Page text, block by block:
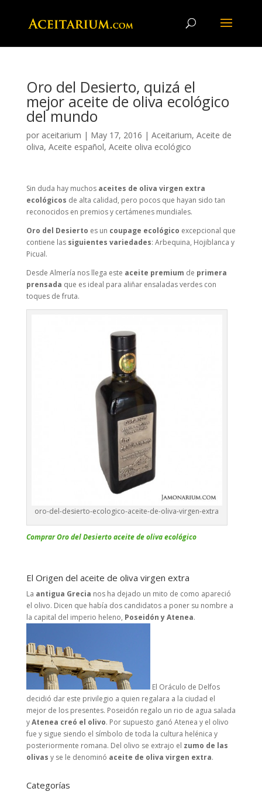
Oro del Desierto, quizá el
mejor aceite de oliva ecológico
del mundo
por aceitarium | May 17, 2016 | Aceitarium, Aceite de
oliva, Aceite español, Aceite oliva ecológico
Sin duda hay muchos aceites de oliva virgen extra
ecológicos de alta calidad, pero pocos que hayan sido tan
reconocidos en premios y certámenes mundiales.
Oro del Desierto es un coupage ecológico excepcional que
contiene las siguientes variedades: Arbequina, Hojiblanca y
Picual.
Desde Almería nos llega este aceite premium de primera
prensada que es ideal para aliñar ensaladas verdes con
toques de fruta.
oro-del-desierto-ecologico-aceite-de-oliva-virgen-extra
Comprar Oro del Desierto aceite de oliva ecológico
El Origen del aceite de oliva virgen extra
La antigua Grecia nos ha dejado un mito de como apareció
el olivo. Dicen que había dos candidatos a poner su nombre a
la capital del imperio heleno, Poseidón y Atenea.
El Oráculo de Delfos
decidió dar este privilegio a quien regalara a la ciudad el
mejor de los presentes. Poseidón regalo un rio de agua salada
yAtenea creó el olivo. Por supuesto ganó Atenea y el olivo
fue y sigue siendo el símbolo de toda la cultura helénica y
posteriormente romana. Del olivo se extrajo el zumo de las
olivas y se le denominó aceite de oliva virgen extra.
Categorías